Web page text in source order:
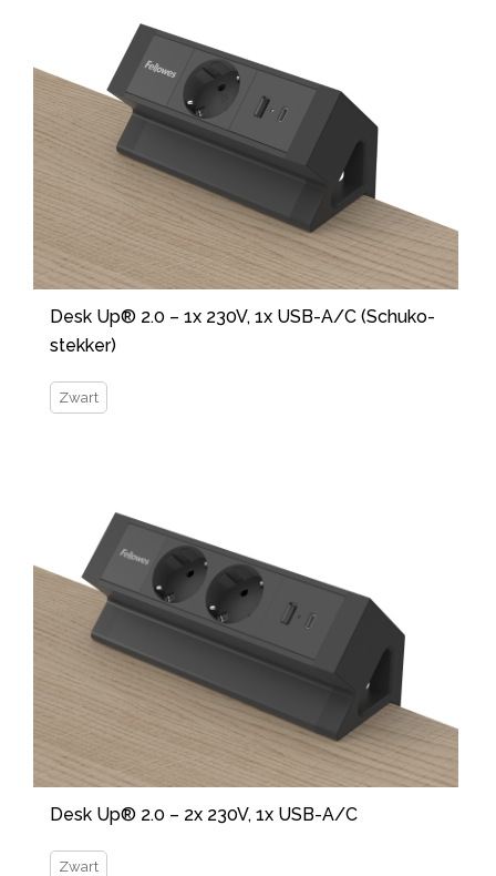
Desk Up® 2.0 – 1x 230V, 1x USB-A/C (Schuko-
stekker)
Zwart
Desk Up® 2.0 – 2x 230V, 1x USB-A/C
Zwart